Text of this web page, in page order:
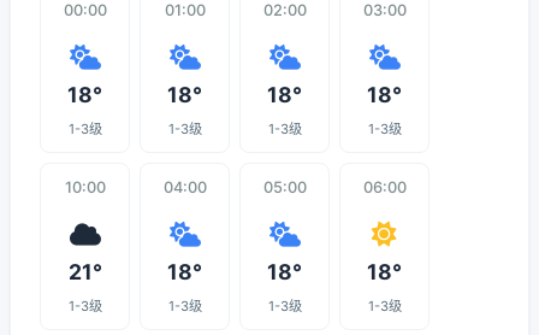
00:00
18°
1-3级
01:00
18°
1-3级
02:00
18°
1-3级
03:00
18°
1-3级
10:00
21°
1-3级
04:00
18°
1-3级
05:00
18°
1-3级
06:00
18°
1-3级